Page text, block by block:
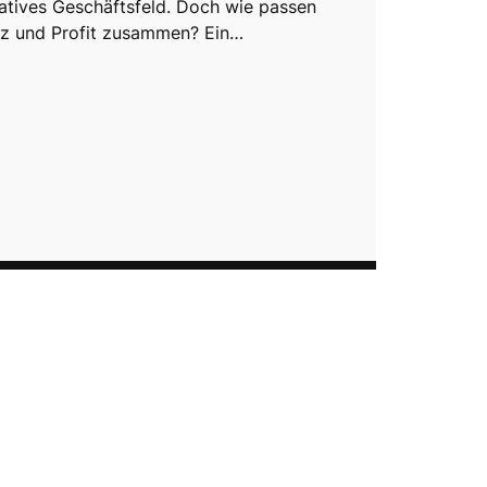
Geschäftsfeld. Doch wie passen
und Profit zusammen? Ein…